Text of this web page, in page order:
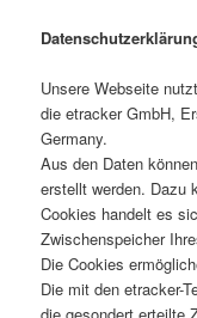
Unsere Webseite
die etracker GmbH,
Germany.
Aus den Daten
erstellt werden. Dazu
Cookies handelt es
Zwischenspeicher
Die Cookies
Die mit den etracker-